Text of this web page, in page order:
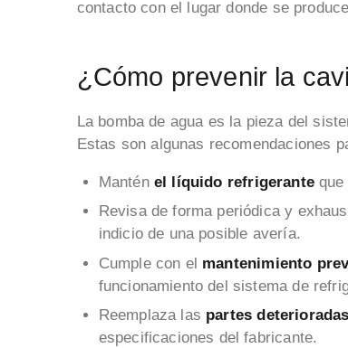
contacto con el lugar donde se
¿Cómo prevenir la
La bomba de agua es la pieza del
Estas son algunas recomendaciones
Mantén el líquido refrigerante
Revisa de forma periódica y
indicio de una posible avería.
Cumple con el mantenimiento
funcionamiento del sistema de
Reemplaza las partes deterioradas
especificaciones del fabricante.